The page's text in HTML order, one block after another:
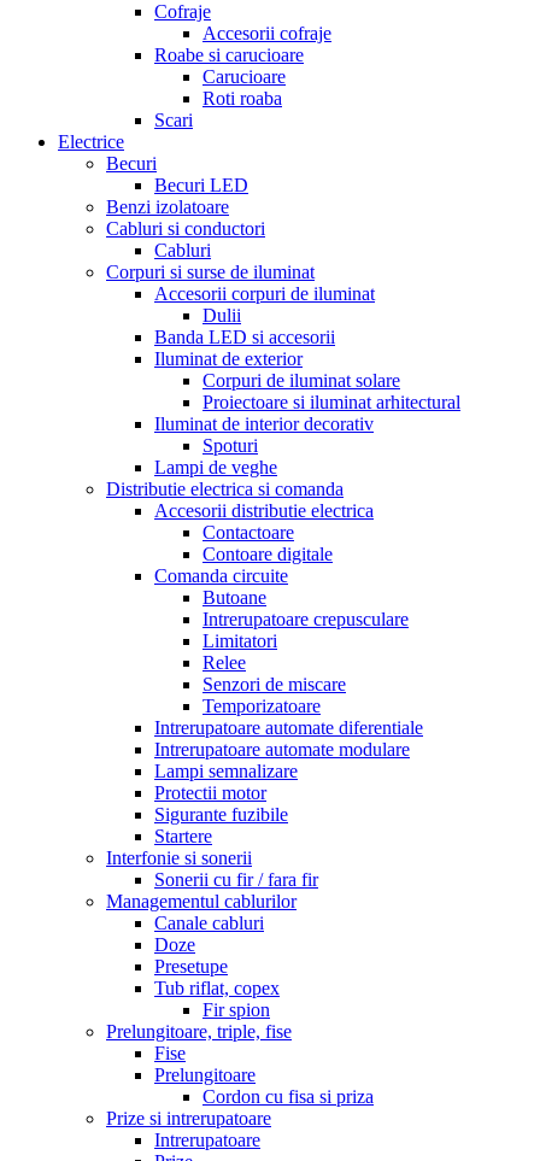
Cofraje
Accesorii cofraje
Roabe si carucioare
Carucioare
Roti roaba
Scari
Electrice
Becuri
Becuri LED
Benzi izolatoare
Cabluri si conductori
Cabluri
Corpuri si surse de iluminat
Accesorii corpuri de iluminat
Dulii
Banda LED si accesorii
Iluminat de exterior
Corpuri de iluminat solare
Proiectoare si iluminat arhitectural
Iluminat de interior decorativ
Spoturi
Lampi de veghe
Distributie electrica si comanda
Accesorii distributie electrica
Contactoare
Contoare digitale
Comanda circuite
Butoane
Intrerupatoare crepusculare
Limitatori
Relee
Senzori de miscare
Temporizatoare
Intrerupatoare automate diferentiale
Intrerupatoare automate modulare
Lampi semnalizare
Protectii motor
Sigurante fuzibile
Startere
Interfonie si sonerii
Sonerii cu fir / fara fir
Managementul cablurilor
Canale cabluri
Doze
Presetupe
Tub riflat, copex
Fir spion
Prelungitoare, triple, fise
Fise
Prelungitoare
Cordon cu fisa si priza
Prize si intrerupatoare
Intrerupatoare